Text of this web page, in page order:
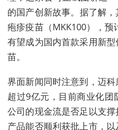
的国产创新故事。据了解
疱疹疫苗（MKK100），预
有望成为国内首款采用新
苗。
界面新闻同时注意到，迈
超过9亿元，目前商业化团
公司的现金流是否足以支
产品能否顺利获批上市，